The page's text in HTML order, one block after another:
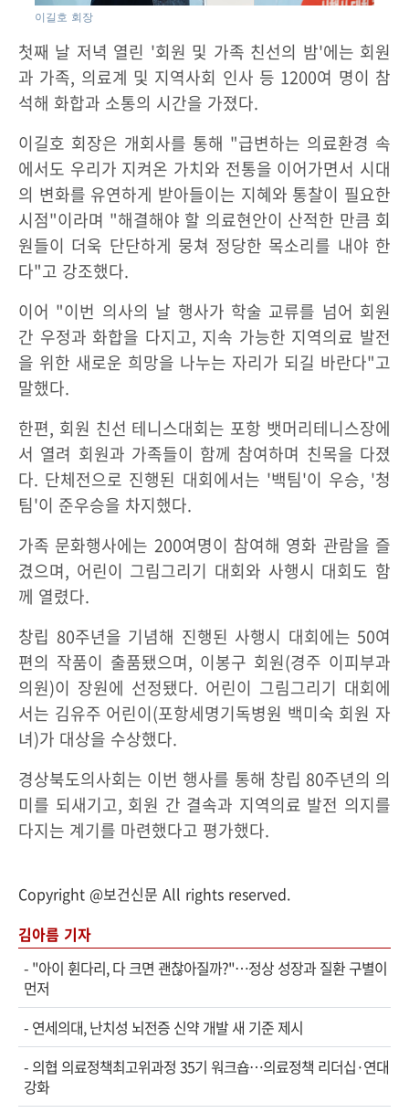
이길호 회장
첫째 날 저녁 열린 '회원 및 가족 친선의 밤'에는 회원
과 가족, 의료계 및 지역사회 인사 등 1200여 명이 참
석해 화합과 소통의 시간을 가졌다.
이길호 회장은 개회사를 통해 "급변하는 의료환경 속
에서도 우리가 지켜온 가치와 전통을 이어가면서 시대
의 변화를 유연하게 받아들이는 지혜와 통찰이 필요한
시점"이라며 "해결해야 할 의료현안이 산적한 만큼 회
원들이 더욱 단단하게 뭉쳐 정당한 목소리를 내야 한
다"고 강조했다.
이어 "이번 의사의 날 행사가 학술 교류를 넘어 회원
간 우정과 화합을 다지고, 지속 가능한 지역의료 발전
을 위한 새로운 희망을 나누는 자리가 되길 바란다"고
말했다.
한편, 회원 친선 테니스대회는 포항 뱃머리테니스장에
서 열려 회원과 가족들이 함께 참여하며 친목을 다졌
다. 단체전으로 진행된 대회에서는 '백팀'이 우승, '청
팀'이 준우승을 차지했다.
가족 문화행사에는 200여명이 참여해 영화 관람을 즐
겼으며, 어린이 그림그리기 대회와 사행시 대회도 함
께 열렸다.
창립 80주년을 기념해 진행된 사행시 대회에는 50여
편의 작품이 출품됐으며, 이봉구 회원(경주 이피부과
의원)이 장원에 선정됐다. 어린이 그림그리기 대회에
서는 김유주 어린이(포항세명기독병원 백미숙 회원 자
녀)가 대상을 수상했다.
경상북도의사회는 이번 행사를 통해 창립 80주년의 의
미를 되새기고, 회원 간 결속과 지역의료 발전 의지를
다지는 계기를 마련했다고 평가했다.
Copyright @보건신문 All rights reserved.
김아름 기자
- "아이 휜다리, 다 크면 괜찮아질까?"…정상 성장과 질환 구별이
먼저
- 연세의대, 난치성 뇌전증 신약 개발 새 기준 제시
- 의협 의료정책최고위과정 35기 워크숍…의료정책 리더십·연대
강화